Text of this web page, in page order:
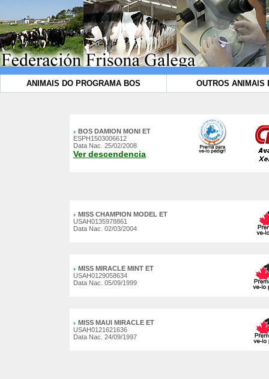
ANIMAIS DO PROGRAMA BOS OUTROS ANIMAIS
BOS DAMION MONI ET
ESPH1503006612
Data Nac. 25/02/2008
Ver descendencia
MISS CHAMPION MODEL ET
USAH0135978861
Data Nac. 02/03/2004
MISS MIRACLE MINT ET
USAH0129058634
Data Nac. 05/09/1999
MISS MAUI MIRACLE ET
USAH0121621636
Data Nac. 24/09/1997